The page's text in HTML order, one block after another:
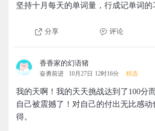
坚持十月每天的单词量，行成记单词
分享 评论
香香家的幻语猪
奋勇前进 10月27日 12时16分 精选
我的天啊！我的天天挑战达到了100分
自己被震撼了！对自己的付出无比感动
得。